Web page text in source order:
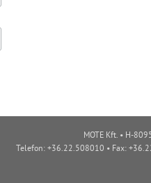
MOTE Kft. • H-
Telefon: +36.22.508010 • Fax: